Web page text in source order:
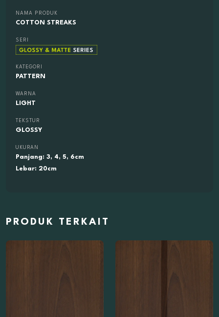
NAMA PRODUK
COTTON STREAKS
SERI
KATEGORI
PATTERN
WARNA
LIGHT
TEKSTUR
GLOSSY
UKURAN
Panjang: 3, 4, 5, 6cm
Lebar: 20cm
PRODUK TERKAIT